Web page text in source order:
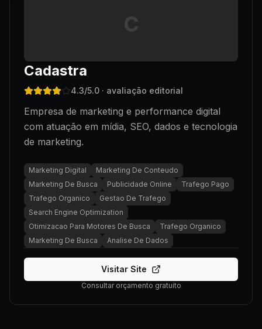
C
Cadastra
4.3/5.0 · avaliação editorial
Empresa de marketing e performance digital
com atuação em mídia, SEO, dados e tecnologia
de marketing.
Marketing Digital
Marketing De Conteudo
Marketing De Busca
Publicidade Online
Trafego Pago
Trafego Organico
Gestao De Trafego
Search Engine Optimization
Otimizacao Para Motores De Busca
Trafego Organico
Marketing De Busca
Analise De Dados
Visitar Site
Consultar orçamento gratuito